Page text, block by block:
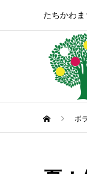
たちかわ
ボ